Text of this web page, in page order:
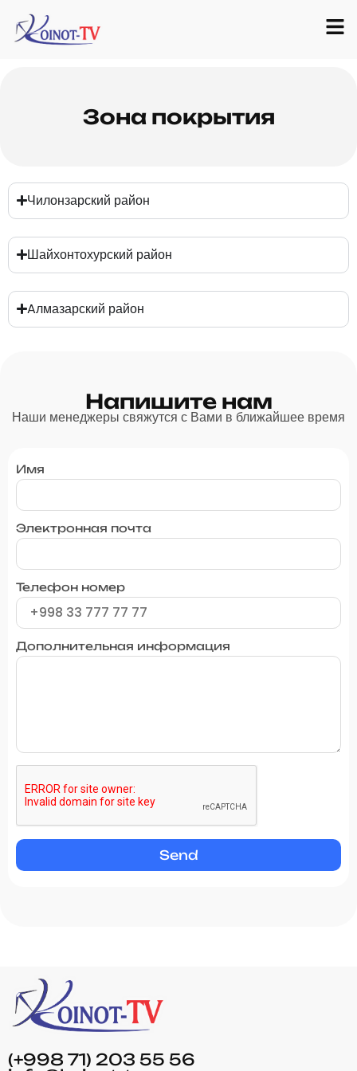
Зона покрытия
Чилонзарский район
Шайхонтохурский район
Aлмазарский район
Напишите нам
Наши менеджеры свяжутся с Вами в ближайшее время
Имя
Электронная почта
Телефон номер
Дополнительная информация
Send
(+998 71) 203 55 56